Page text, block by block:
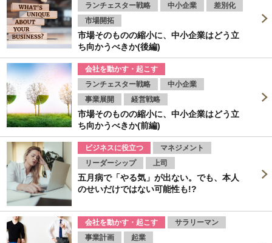
ランチェスター戦略
中小企業
差別化
市場開拓
市場そのものの縮小に、中小企業はどう立
ち向かうべきか(後編)
会社を動かす・起こす
ランチェスター戦略
中小企業
事業展開
経営戦略
市場そのものの縮小に、中小企業はどう立
ち向かうべきか(前編)
ビジネスに役立つ
マネジメント
リーダーシップ
上司
五月病で「やる気」が出ない。でも、本人
のせいだけではない可能性も!?
会社を動かす・起こす
サラリーマン
事業計画
起業